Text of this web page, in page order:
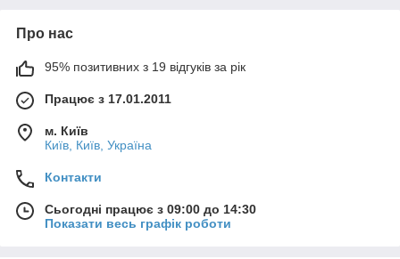
Про нас
95% позитивних з 19 відгуків за рік
Працює з 17.01.2011
м. Київ
Київ, Київ, Україна
Контакти
Сьогодні працює з 09:00 до 14:30
Показати весь графік роботи